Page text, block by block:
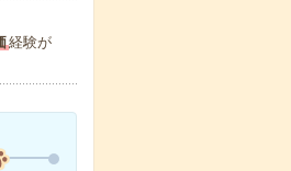
経験が